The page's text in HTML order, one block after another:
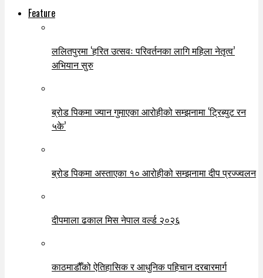
Feature
ललितपुरमा ‘हरित उत्सवः परिवर्तनका लागि महिला नेतृत्व’
अभियान सुरु
ब्रोड पिकमा ज्यान गुमाएका आरोहीको सम्झनामा ‘ट्रिब्युट रन
५के’
ब्रोड पिकमा अस्ताएका १० आरोहीको सम्झनामा दीप प्रज्ज्वलन
दीपमाला ढकाल मिस नेपाल वर्ल्ड २०२६
काठमाडौँको ऐतिहासिक र आधुनिक पहिचान दरबारमार्ग